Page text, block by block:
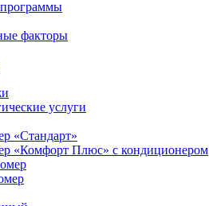
факторы
услуги
«Стандарт»
«Комфорт Плюс» с кондиционером